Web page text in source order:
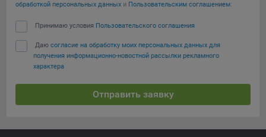
обработкой персональных данных и Пользовательским соглашением:
Принимаю условия Пользовательского соглашения
Даю согласие на обработку моих персональных данных для
получения информационно-новостной рассылки рекламного
характера
Отправить заявку